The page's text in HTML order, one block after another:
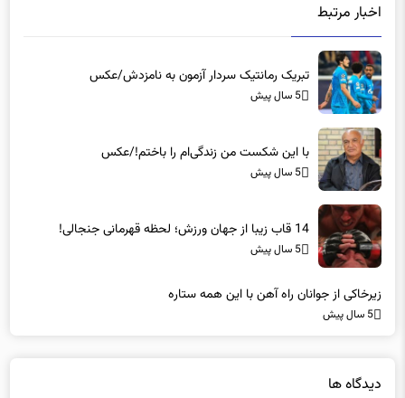
اخبار مرتبط
تبریک رمانتیک سردار آزمون به نامزدش/عکس
5 سال پیش
با این شکست من زندگی‌ام را باختم!/عکس
5 سال پیش
14 قاب زیبا از جهان ورزش؛ لحظه قهرمانی جنجالی!
5 سال پیش
زیرخاکی از جوانان راه آهن با این همه ستاره
5 سال پیش
دیدگاه ها